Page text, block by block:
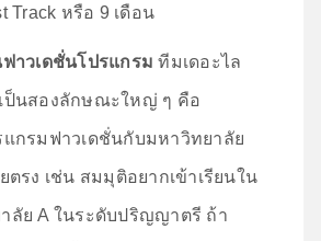
Track หรือ 9 เดือน
ฟาวเดชั่นโปรแกรม ทีมเดอะไล
ป็นสองลักษณะใหญ่ ๆ คือ
แกรมฟาวเดชั่นกับมหาวิทยาลัย
ตรง เช่น สมมุติอยากเข้าเรียนใน
ลัย A ในระดับปริญญาตรี ถ้า